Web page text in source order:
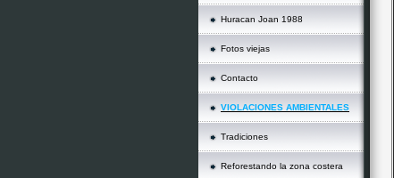
Huracan Joan 1988
Fotos viejas
Contacto
VIOLACIONES AMBIENTALES
Tradiciones
Reforestando la zona costera